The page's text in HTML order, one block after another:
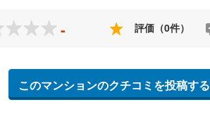
- 評価（0件）
このマンションのクチコミを投稿する